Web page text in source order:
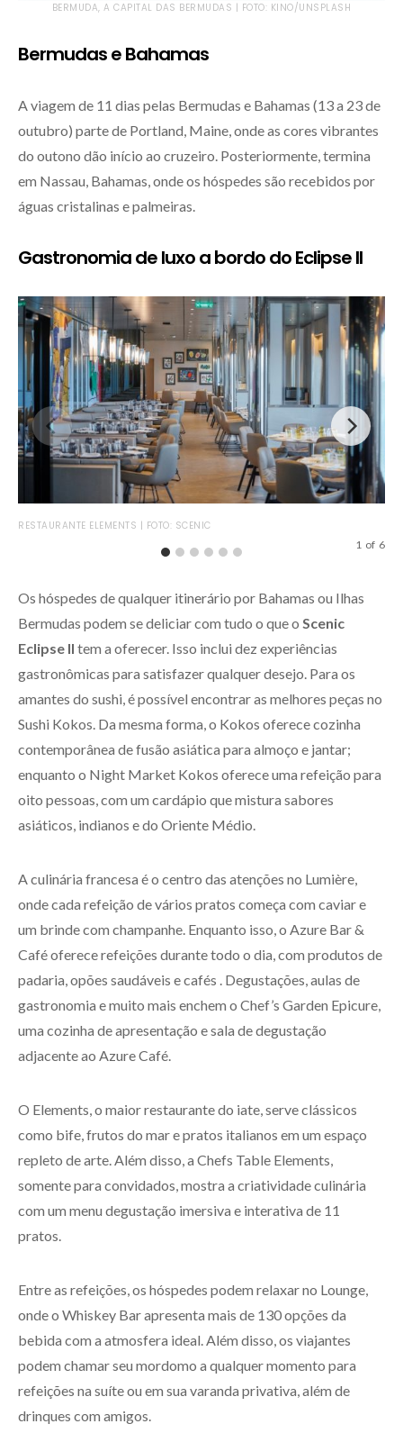
BERMUDA, A CAPITAL DAS BERMUDAS | FOTO: KINO/UNSPLASH
Bermudas e Bahamas
A viagem de 11 dias pelas Bermudas e Bahamas (13 a 23 de
outubro) parte de Portland, Maine, onde as cores vibrantes
do outono dão início ao cruzeiro. Posteriormente, termina
em Nassau, Bahamas, onde os hóspedes são recebidos por
águas cristalinas e palmeiras.
Gastronomia de luxo a bordo do Eclipse II
RESTAURANTE ELEMENTS | FOTO: SCENIC
1 of 6
Os hóspedes de qualquer itinerário por Bahamas ou Ilhas
Bermudas podem se deliciar com tudo o que o Scenic
Eclipse II tem a oferecer. Isso inclui dez experiências
gastronômicas para satisfazer qualquer desejo. Para os
amantes do sushi, é possível encontrar as melhores peças no
Sushi Kokos. Da mesma forma, o Kokos oferece cozinha
contemporânea de fusão asiática para almoço e jantar;
enquanto o Night Market Kokos oferece uma refeição para
oito pessoas, com um cardápio que mistura sabores
asiáticos, indianos e do Oriente Médio.
A culinária francesa é o centro das atenções no Lumière,
onde cada refeição de vários pratos começa com caviar e
um brinde com champanhe. Enquanto isso, o Azure Bar &
Café oferece refeições durante todo o dia, com produtos de
padaria, opões saudáveis e cafés . Degustações, aulas de
gastronomia e muito mais enchem o Chef’s Garden Epicure,
uma cozinha de apresentação e sala de degustação
adjacente ao Azure Café.
O Elements, o maior restaurante do iate, serve clássicos
como bife, frutos do mar e pratos italianos em um espaço
repleto de arte. Além disso, a Chefs Table Elements,
somente para convidados, mostra a criatividade culinária
com um menu degustação imersiva e interativa de 11
pratos.
Entre as refeições, os hóspedes podem relaxar no Lounge,
onde o Whiskey Bar apresenta mais de 130 opções da
bebida com a atmosfera ideal. Além disso, os viajantes
podem chamar seu mordomo a qualquer momento para
refeições na suíte ou em sua varanda privativa, além de
drinques com amigos.